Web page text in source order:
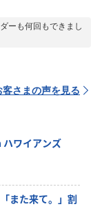
ーも何回もできまし
さまの声を見る
ハワイアンズ
また来て。」割